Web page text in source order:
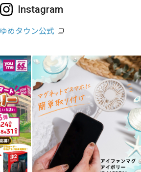
Instagram
ゆめタウン公式